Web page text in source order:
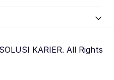
KARIER. All Rights